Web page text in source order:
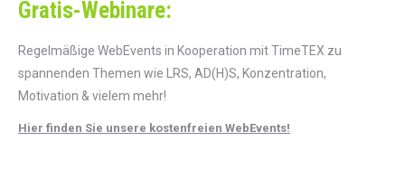
Gratis-Webinare:
Regelmäßige WebEvents in Kooperation mit TimeTEX zu
spannenden Themen wie LRS, AD(H)S, Konzentration,
Motivation & vielem mehr!
Hier finden Sie unsere kostenfreien WebEvents!